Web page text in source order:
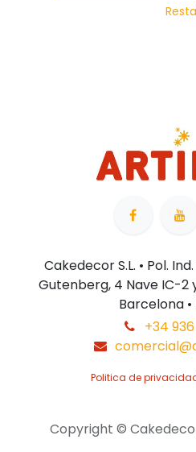
Cakedecor S.L. • Pol.
Gutenberg, 4 Nave IC-2
Barcelona •
+34 936
Politica de
Copyright ©